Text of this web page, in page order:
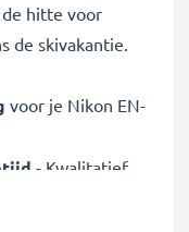
hitte voor
de skivakantie.
voor je Nikon EN-
- Kwalitatief